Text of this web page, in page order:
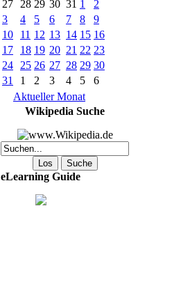
27
28 29 30 31 1
2
3
4 5 6 7 8
9
10
11 12 13 14 15 16
17
18 19 20 21 22 23
24
25 26 27 28 29 30
31
1 2 3 4 5
6
Aktueller Monat
Wikipedia Suche
eLearning Guide